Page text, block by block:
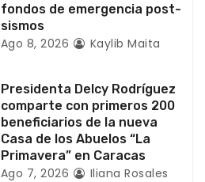
fondos de emergencia post-
sismos
Ago 8, 2026 Kaylib Maita
Presidenta Delcy Rodríguez
comparte con primeros 200
beneficiarios de la nueva
Casa de los Abuelos “La
Primavera” en Caracas
Ago 7, 2026 Iliana Rosales